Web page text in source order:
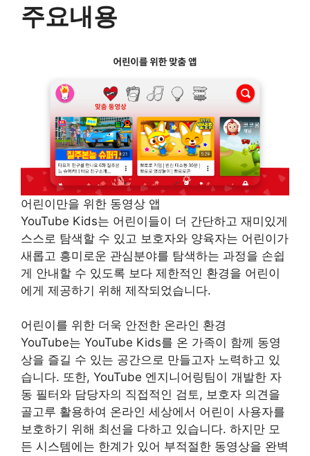
주요내용
어린이만을 위한 동영상 앱
YouTube Kids는 어린이들이 더 간단하고 재미있게
스스로 탐색할 수 있고 보호자와 양육자는 어린이가
새롭고 흥미로운 관심분야를 탐색하는 과정을 손쉽
게 안내할 수 있도록 보다 제한적인 환경을 어린이
에게 제공하기 위해 제작되었습니다.
어린이를 위한 더욱 안전한 온라인 환경
YouTube는 YouTube Kids를 온 가족이 함께 동영
상을 즐길 수 있는 공간으로 만들고자 노력하고 있
습니다. 또한, YouTube 엔지니어링팀이 개발한 자
동 필터와 담당자의 직접적인 검토, 보호자 의견을
골고루 활용하여 온라인 세상에서 어린이 사용자를
보호하기 위해 최선을 다하고 있습니다. 하지만 모
든 시스템에는 한계가 있어 부적절한 동영상을 완벽